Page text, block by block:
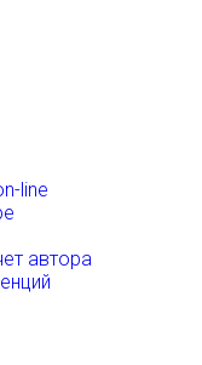
line
автора